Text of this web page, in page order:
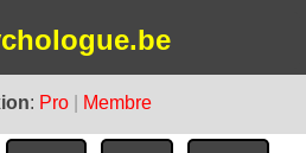
: Pro Membre